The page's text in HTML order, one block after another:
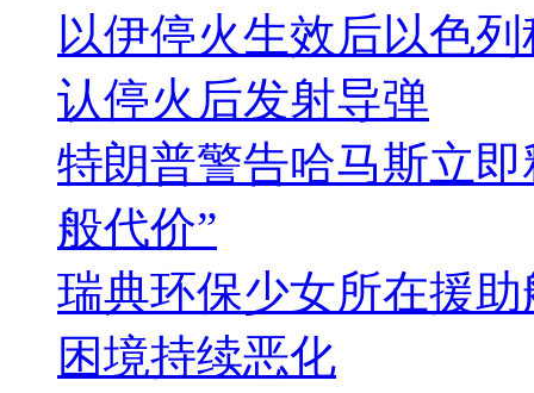
以伊停火生效后以色
认停火后发射导弹
特朗普警告哈马斯立
般代价”
瑞典环保少女所在援
困境持续恶化